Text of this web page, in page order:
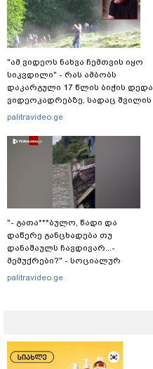
"ამ ვიდეოს ნახვა ჩემთვის იყო
სიკვდილი" - რას ამბობს
დაკარგული 17 წლის ბიჭის დედა
ვიდეოკადრებზე, სადაც შვილის
განწირული ვედრების ხმა
palitravideo.ge
"- გათა***ბულო, წადი და
დაწერე განცხადება თუ
დანაშაულს ჩავდივარ...-
მემუქრები?" - სოციალურ
ქსელში სკანდალური კადრები
palitravideo.ge